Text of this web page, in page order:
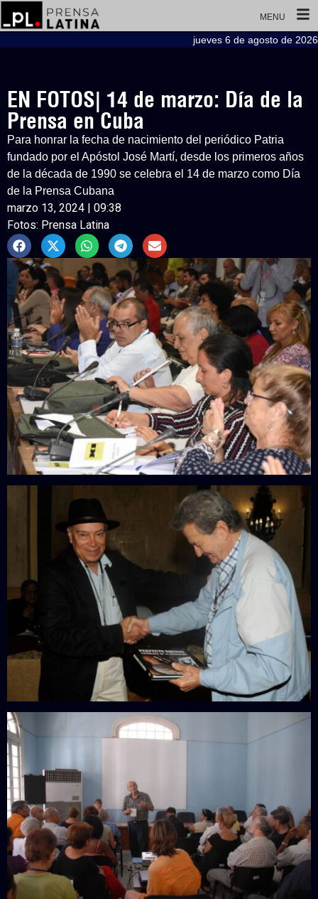
MENU
jueves 6 de agosto de 2026
EN FOTOS| 14 de marzo: Día de la
Prensa en Cuba
Para honrar la fecha de nacimiento del periódico Patria
fundado por el Apóstol José Martí, desde los primeros años
de la década de 1990 se celebra el 14 de marzo como Día
de la Prensa Cubana
marzo 13, 2024 | 09:38
Fotos: Prensa Latina